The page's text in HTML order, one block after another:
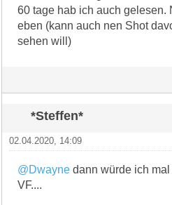
60 tage hab ich auch gelesen.
eben (kann auch nen Shot
sehen will)
*Steffen*
02.04.2020, 14:09
@Dwayne dann würde ich
VF....